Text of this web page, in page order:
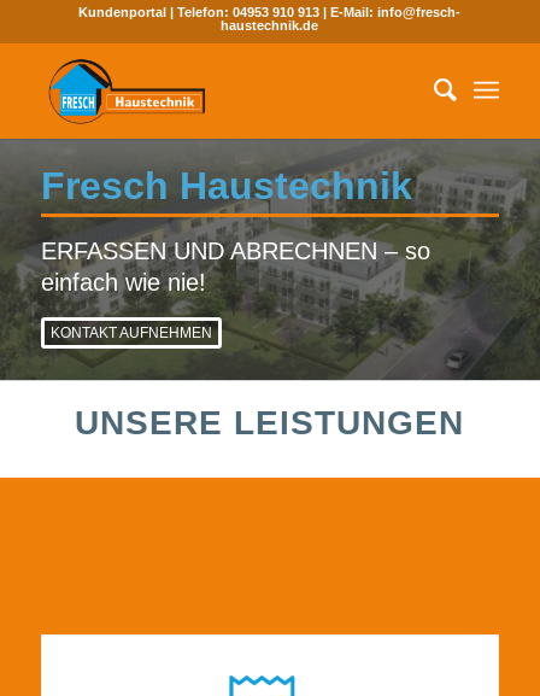
Kundenportal | Telefon:04953 910 913 | E-Mail:info@fresch-
haustechnik.de
Fresch Haustechnik
ERFASSEN UND ABRECHNEN – so
einfach wie nie!
KONTAKT AUFNEHMEN
UNSERE LEISTUNGEN